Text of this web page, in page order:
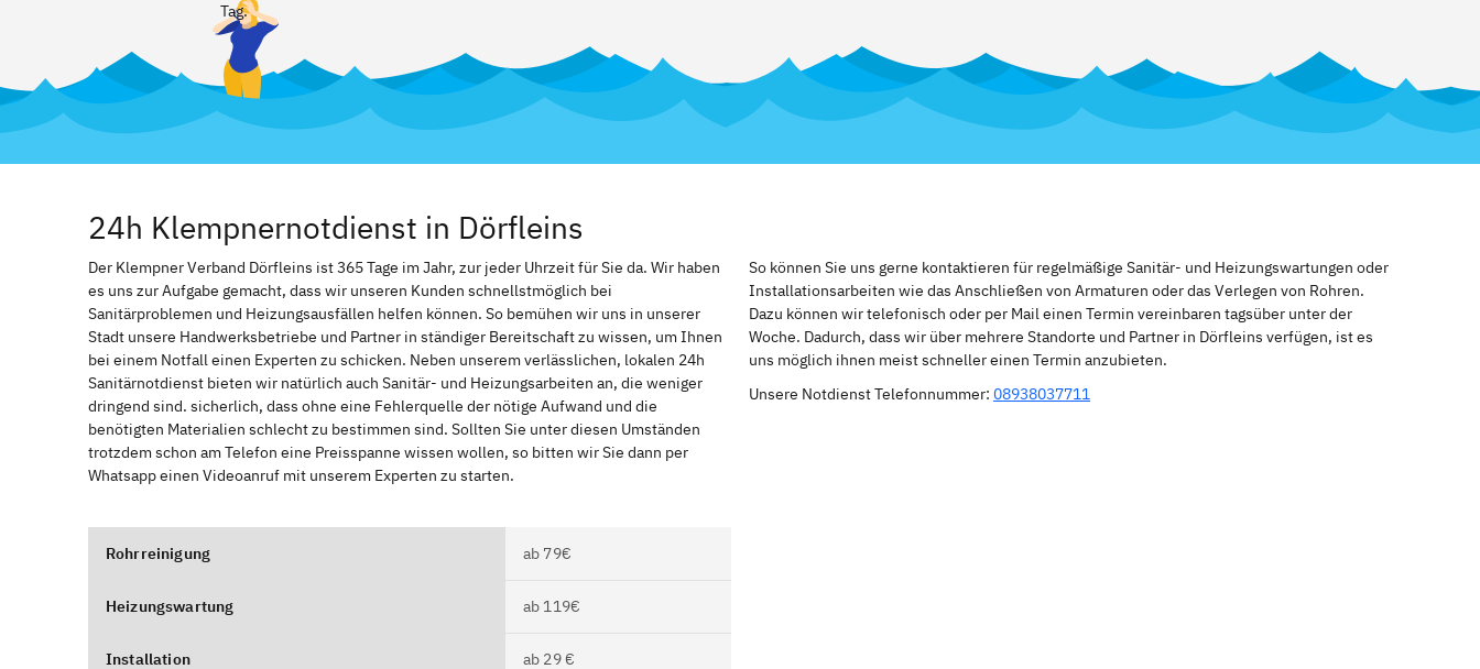
Tag.
24h Klempnernotdienst in Dörfleins
Der Klempner Verband Dörfleins ist 365 Tage im Jahr, zur jeder Uhrzeit für Sie da. Wir haben
es uns zur Aufgabe gemacht, dass wir unseren Kunden schnellstmöglich bei
Sanitärproblemen und Heizungsausfällen helfen können. So bemühen wir uns in unserer
Stadt unsere Handwerksbetriebe und Partner in ständiger Bereitschaft zu wissen, um Ihnen
bei einem Notfall einen Experten zu schicken. Neben unserem verlässlichen, lokalen 24h
Sanitärnotdienst bieten wir natürlich auch Sanitär- und Heizungsarbeiten an, die weniger
dringend sind. sicherlich, dass ohne eine Fehlerquelle der nötige Aufwand und die
benötigten Materialien schlecht zu bestimmen sind. Sollten Sie unter diesen Umständen
trotzdem schon am Telefon eine Preisspanne wissen wollen, so bitten wir Sie dann per
Whatsapp einen Videoanruf mit unserem Experten zu starten.
So können Sie uns gerne kontaktieren für regelmäßige Sanitär- und Heizungswartungen oder
Installationsarbeiten wie das Anschließen von Armaturen oder das Verlegen von Rohren.
Dazu können wir telefonisch oder per Mail einen Termin vereinbaren tagsüber unter der
Woche. Dadurch, dass wir über mehrere Standorte und Partner in Dörfleins verfügen, ist es
uns möglich ihnen meist schneller einen Termin anzubieten.
Unsere Notdienst Telefonnummer: 08938037711
Rohrreinigung ab 79€
Heizungswartung ab 119€
Installation ab 29 €